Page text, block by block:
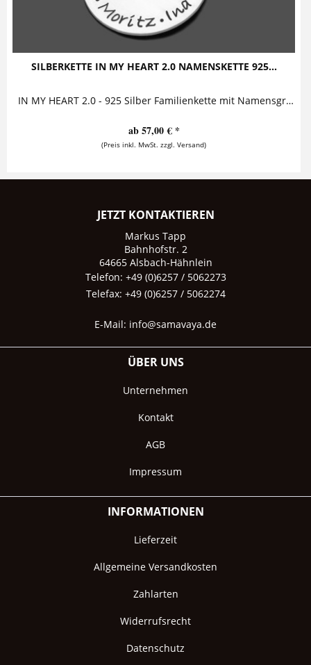
SILBERKETTE IN MY HEART 2.0 NAMENSKETTE 925...
IN MY HEART 2.0 - 925 Silber Familienkette mit Namensgravur Diese Namenskette mit Gravur besteht aus einem personalisierten Silberanhänger,...
ab 57,00 € *
(Preis inkl. MwSt. zzgl. Versand)
JETZT KONTAKTIEREN
Markus Tapp
Bahnhofstr. 2
64665 Alsbach-Hähnlein
Telefon: +49 (0)6257 / 5062273
Telefax: +49 (0)6257 / 5062274
E-Mail: info@samavaya.de
ÜBER UNS
Unternehmen
Kontakt
AGB
Impressum
INFORMATIONEN
Lieferzeit
Allgemeine Versandkosten
Zahlarten
Widerrufsrecht
Datenschutz